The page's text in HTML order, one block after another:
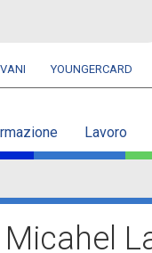
YOUNGERCARD
Lavoro